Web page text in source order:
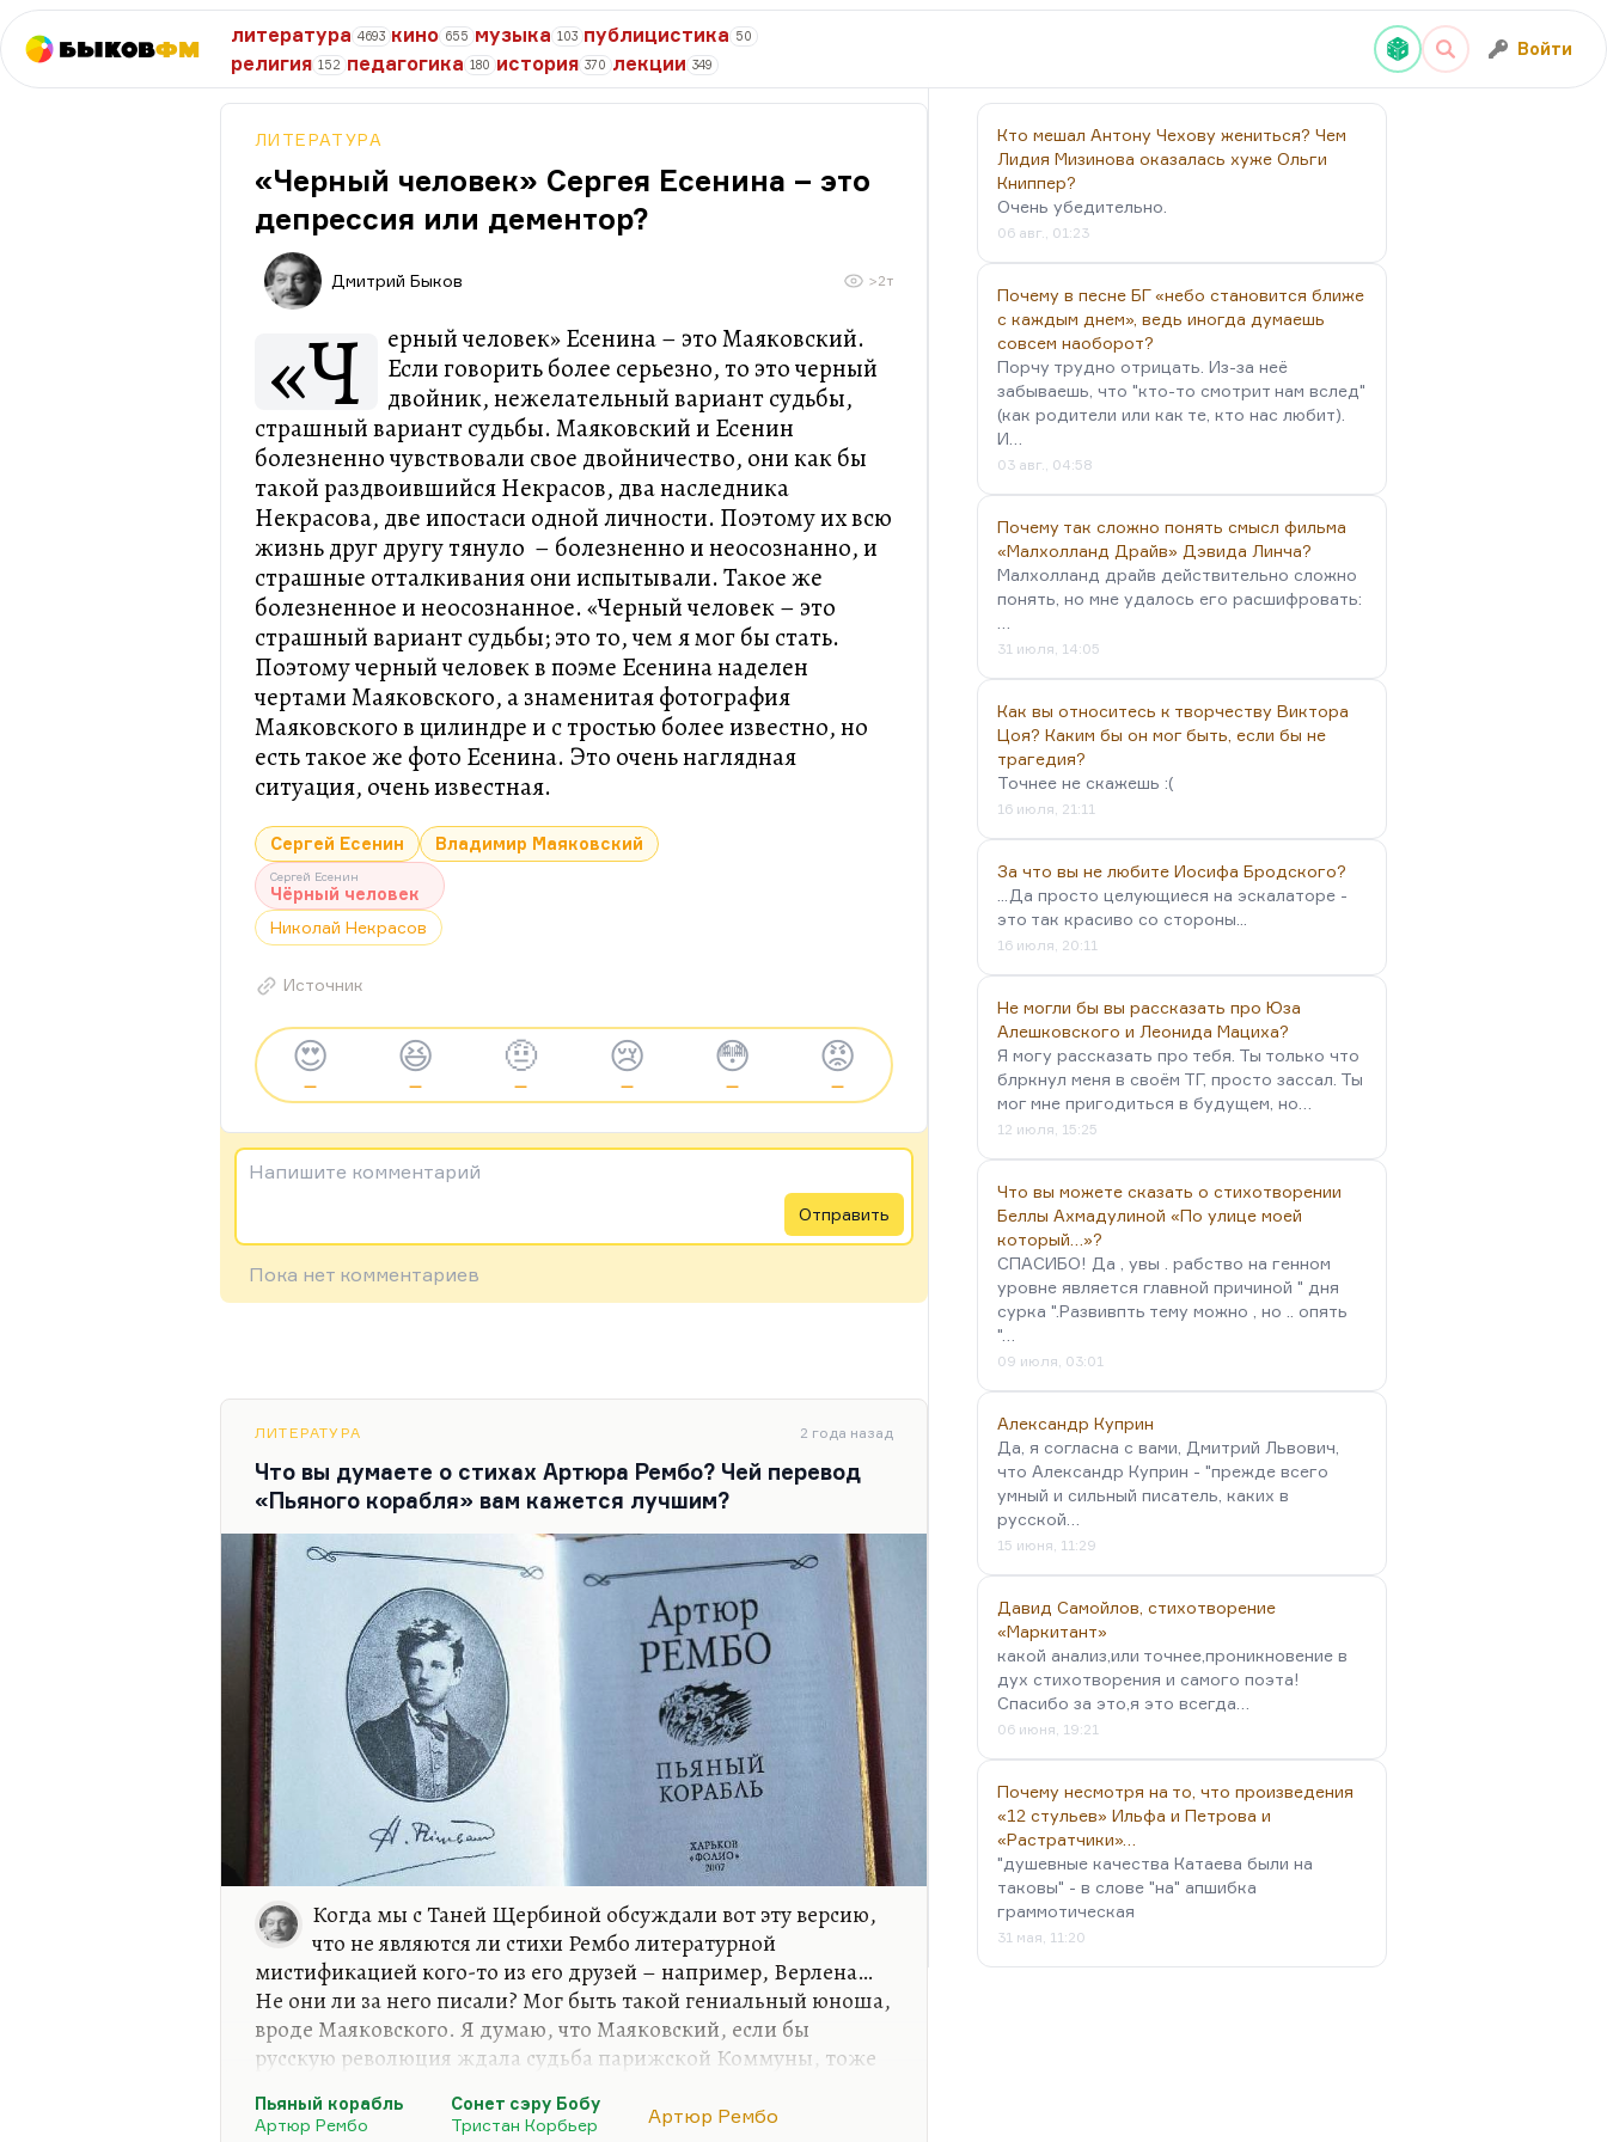
БыковФМ
литература 4693 кино 655 музыка 103 публицистика 50
религия 152 педагогика 180 история 370 лекции 349
Войти
ЛИТЕРАТУРА
«Черный человек» Сергея Есенина – это
депрессия или дементор?
Дмитрий Быков >2т
«Ч
ерный человек» Есенина – это Маяковский.
Если говорить более серьезно, то это черный
двойник, нежелательный вариант судьбы,
страшный вариант судьбы. Маяковский и Есенин
болезненно чувствовали свое двойничество, они как бы
такой раздвоившийся Некрасов, два наследника
Некрасова, две ипостаси одной личности. Поэтому их всю
жизнь друг другу тянуло – болезненно и неосознанно, и
страшные отталкивания они испытывали. Такое же
болезненное и неосознанное. «Черный человек – это
страшный вариант судьбы; это то, чем я мог бы стать.
Поэтому черный человек в поэме Есенина наделен
чертами Маяковского, а знаменитая фотография
Маяковского в цилиндре и с тростью более известно, но
есть такое же фото Есенина. Это очень наглядная
ситуация, очень известная.
Сергей Есенин Владимир Маяковский
Сергей Есенин
Чёрный человек
Николай Некрасов
Источник
😍
—
😆
—
🤨
—
😢
—
😳
—
😡
—
Напишите комментарий
Отправить
Пока нет комментариев
ЛИТЕРАТУРА 2 года назад
Что вы думаете о стихах Артюра Рембо? Чей перевод
«Пьяного корабля» вам кажется лучшим?
Когда мы с Таней Щербиной обсуждали вот эту версию,
что не являются ли стихи Рембо литературной
мистификацией кого-то из его друзей – например, Верлена…
Не они ли за него писали? Мог быть такой гениальный юноша,
вроде Маяковского. Я думаю, что Маяковский, если бы
русскую революция ждала судьба парижской Коммуны, тоже
руках было дело, он пошел бы в художники (он был
Пьяный корабль
Артюр Рембо
Сонет сэру Бобу
Тристан Корбьер
Артюр Рембо
Кто мешал Антону Чехову жениться? Чем
Лидия Мизинова оказалась хуже Ольги
Книппер?
Очень убедительно.
06 авг., 01:23
Почему в песне БГ «небо становится ближе
с каждым днем», ведь иногда думаешь
совсем наоборот?
Порчу трудно отрицать. Из-за неё
забываешь, что "кто-то смотрит нам вслед"
(как родители или как те, кто нас любит).
И…
03 авг., 04:58
Почему так сложно понять смысл фильма
«Малхолланд Драйв» Дэвида Линча?
Малхолланд драйв действительно сложно
понять, но мне удалось его расшифровать:
31 июля, 14:05
Как вы относитесь к творчеству Виктора
Цоя? Каким бы он мог быть, если бы не
трагедия?
Точнее не скажешь :(
16 июля, 21:11
За что вы не любите Иосифа Бродского?
...Да просто целующиеся на эскалаторе -
это так красиво со стороны...
16 июля, 20:11
Не могли бы вы рассказать про Юза
Алешковского и Леонида Мациха?
Я могу рассказать про тебя. Ты только что
блркнул меня в своём ТГ, просто зассал. Ты
мог мне пригодиться в будущем, но…
12 июля, 15:25
Что вы можете сказать о стихотворении
Беллы Ахмадулиной «По улице моей
который…»?
СПАСИБО! Да , увы . рабство на генном
уровне является главной причиной " дня
сурка ".Развивпть тему можно , но .. опять
"…
09 июля, 03:01
Александр Куприн
Да, я согласна с вами, Дмитрий Львович,
что Александр Куприн - "прежде всего
умный и сильный писатель, каких в
русской…
15 июня, 11:29
Давид Самойлов, стихотворение
«Маркитант»
какой анализ,или точнее,проникновение в
дух стихотворения и самого поэта!
Спасибо за это,я это всегда…
06 июня, 19:21
Почему несмотря на то, что произведения
«12 стульев» Ильфа и Петрова и
«Растратчики»…
"душевные качества Катаева были на
таковы" - в слове "на" апшибка
граммотическая
31 мая, 11:20